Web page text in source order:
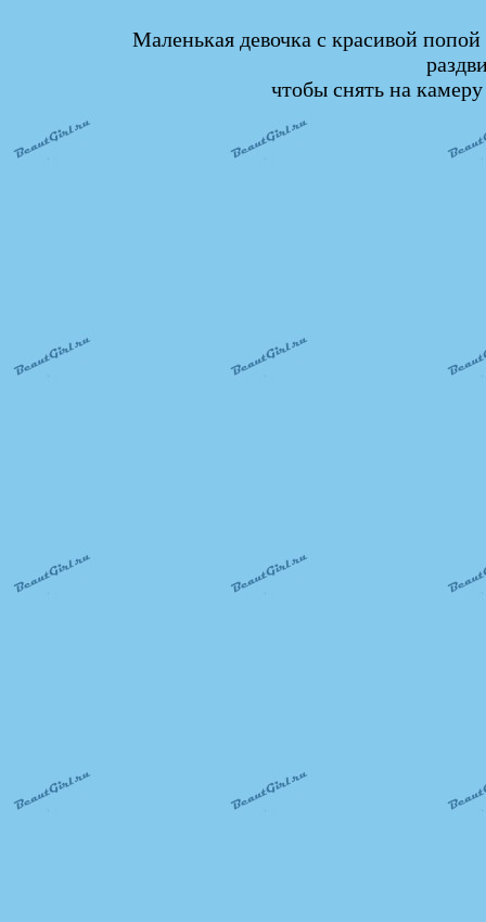
Маленькая девочка с красивой
чтобы снять на